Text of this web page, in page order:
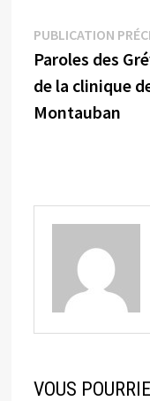
Navigation
de
l’article
PUBLICATION
Paroles des
de la clinique
Montauban
VOUS